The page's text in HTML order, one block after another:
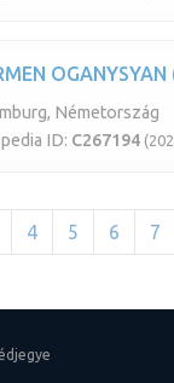
OGANYSYAN
Németország
ID: C267194
4 5 6 7